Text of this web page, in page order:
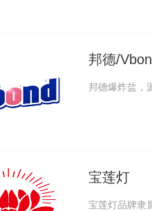
邦德/
邦德爆炸盐，
宝莲灯
宝莲灯品牌隶